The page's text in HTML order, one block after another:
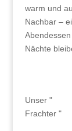
warm und
Nachbar –
Nächte
Unser "
Frachter "